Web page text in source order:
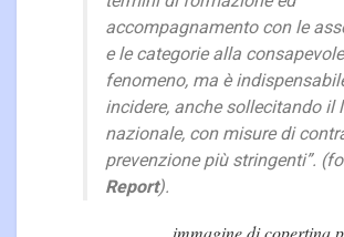
accompagnamento con le
e le categorie alla
fenomeno, ma è
incidere, anche sollecitando il
nazionale, con misure di
prevenzione più stringenti”.
Report).
immagine di copertina